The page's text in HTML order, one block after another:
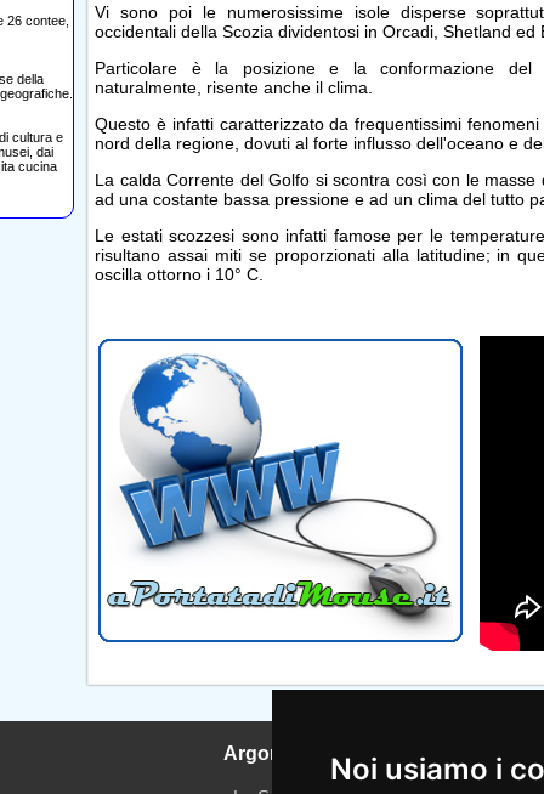
Noi usiamo i
26 contee,
della
cultura e
dai
cucina
Vi sono poi le numerosissime isole disperse
occidentali della Scozia dividentosi in Orcadi, Shetland ed
Particolare è la posizione e la conformazione del
naturalmente, risente anche il clima.
Questo è infatti caratterizzato da frequentissimi
nord della regione, dovuti al forte influsso dell'oceano e
La calda Corrente del Golfo si scontra così con le
ad una costante bassa pressione e ad un clima del tutto
Le estati scozzesi sono infatti famose per le
risultano assai miti se proporzionati alla latitudine; in
oscilla ottorno i 10° C.
Argomenti